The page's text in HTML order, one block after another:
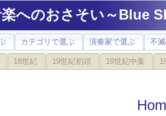
へのおさそい～Blue
カテゴリで選ぶ 演奏家で選ぶ 不
18世紀 19世紀初頭 19世紀中葉